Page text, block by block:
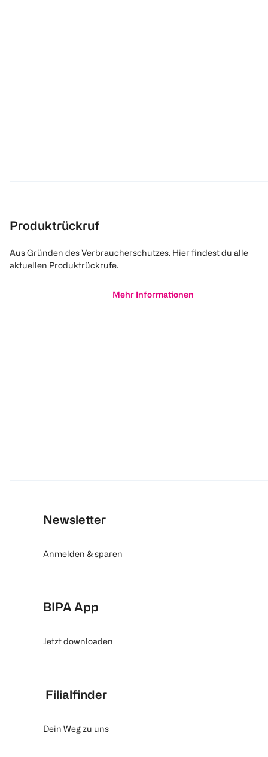
Produktrückruf
Aus Gründen des Verbraucherschutzes. Hier findest du alle
aktuellen Produktrückrufe.
Mehr Informationen
Newsletter
Anmelden & sparen
BIPA App
Jetzt downloaden
Filialfinder
Dein Weg zu uns